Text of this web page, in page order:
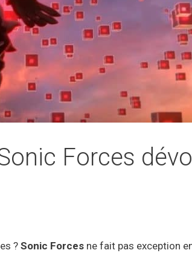
Forces
? Sonic Forces ne fait pas exception